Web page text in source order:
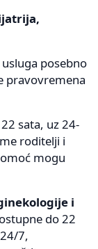
posebno
pravovremena
sata, uz 24-
roditelji i
mogu
i
do 22
7,